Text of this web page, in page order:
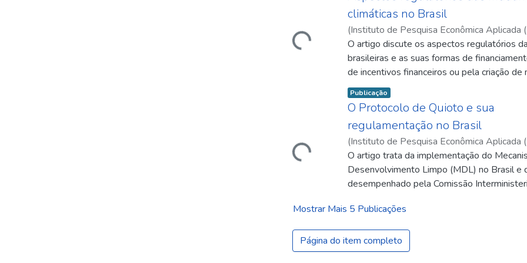
etapas iniciais fundamentais para atingir
estabelece um marco conceitual a partir do
alguns indicadores, que, posteriormente,
trabalhados e agregados em índices de
(O´BRIEN et al., 2004; ENGLE; LEMOS,
lança mão de uma abordagem
(FRASER et al., 2005), utilizando dados
obtidos principalmente do Censo
de 2006 (Censo Agropecuário, 2009).
Carregando...
climáticas no Brasil
(Instituto de Pesquisa Econômica Aplicada
07)Motta, Ronaldo Seroa da
O artigo discute os aspectos regulatórios
brasileiras e as suas formas de
de incentivos financeiros ou pela criação de
luz da recente PNMC, apontando alguns
regulatórios que ainda precisam ser
Carregando...
Item type:
Publicação ,
O Protocolo de Quioto e sua
regulamentação no Brasil
(Instituto de Pesquisa Econômica Aplicada
07)Gonzalez Miguez, José Domingos;
Santhiago de;Luedemann, Gustavo ;
O artigo trata da implementação do
Desenvolvimento Limpo (MDL) no Brasil e
desempenhado pela Comissão
Mostrar Mais 5 Publicações
Página do item completo